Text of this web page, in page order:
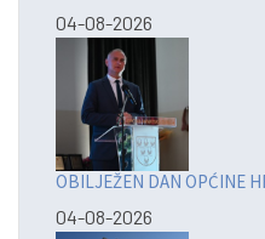
04-08-2026
OBILJEŽEN DAN OPĆINE
04-08-2026